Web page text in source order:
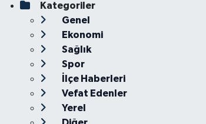
Kategoriler
Genel
Ekonomi
Sağlık
Spor
İlçe Haberleri
Vefat Edenler
Yerel